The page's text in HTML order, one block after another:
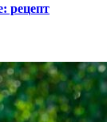
рецепт